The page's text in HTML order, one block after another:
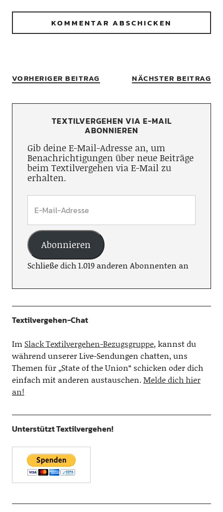
VORHERIGER BEITRAG NÄCHSTER BEITRAG
TEXTILVERGEHEN VIA E-MAIL
ABONNIEREN
Gib deine E-Mail-Adresse an, um
Benachrichtigungen über neue Beiträge
beim Textilvergehen via E-Mail zu
erhalten.
Abonnieren
Schließe dich 1.019 anderen Abonnenten an
Textilvergehen-Chat
Im Slack Textilvergehen-Bezugsgruppe, kannst du
während unserer Live-Sendungen chatten, uns
Themen für „State of the Union“ schicken oder dich
einfach mit anderen austauschen.Melde dich hier
an!
Unterstützt Textilvergehen!